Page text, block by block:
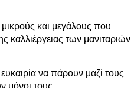
και μεγάλους που
καλλιέργειας των μανιταριών
να πάρουν μαζί τους
μόνοι τους.